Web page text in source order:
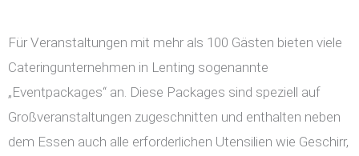
Für Veranstaltungen mit mehr als 100 Gästen bieten viele
Cateringunternehmen in Lenting sogenannte
„Eventpackages“ an. Diese Packages sind speziell auf
Großveranstaltungen zugeschnitten und enthalten neben
dem Essen auch alle erforderlichen Utensilien wie Geschirr,